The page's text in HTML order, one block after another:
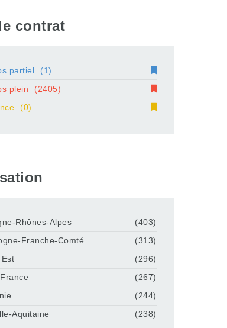
contrat
partiel
(1)
plein
(2405)
(0)
Rhônes-Alpes
(403)
Franche-Comté
(313)
(296)
(267)
(244)
Aquitaine
(238)